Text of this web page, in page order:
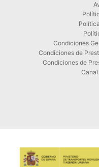
Condiciones
Condiciones de
Condiciones de